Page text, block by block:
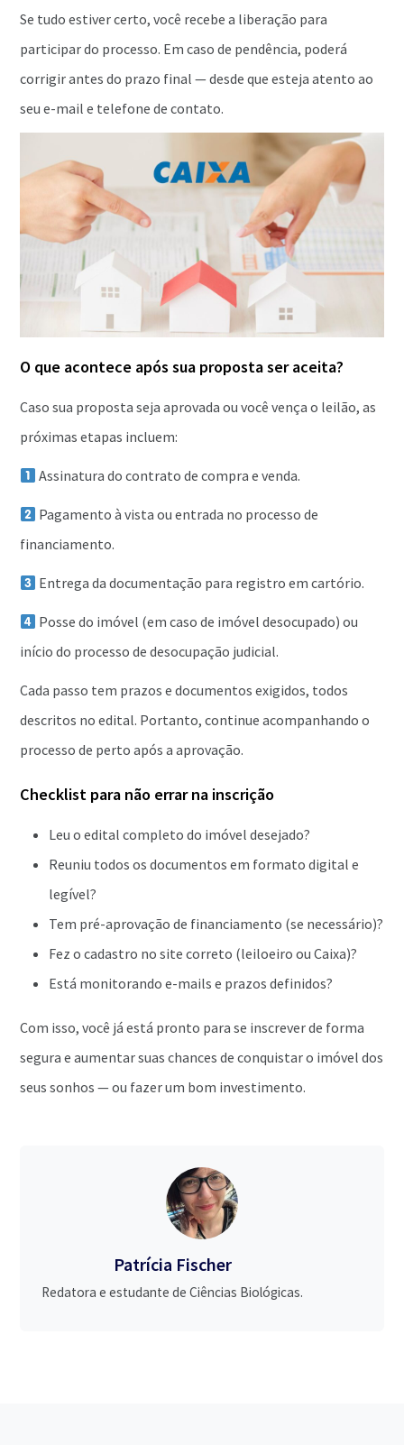
Se tudo estiver certo, você recebe a liberação para
participar do processo. Em caso de pendência, poderá
corrigir antes do prazo final — desde que esteja atento ao
seu e-mail e telefone de contato.
O que acontece após sua proposta ser aceita?
Caso sua proposta seja aprovada ou você vença o leilão, as
próximas etapas incluem:
Assinatura do contrato de compra e venda.
Pagamento à vista ou entrada no processo de
financiamento.
Entrega da documentação para registro em cartório.
Posse do imóvel (em caso de imóvel desocupado) ou
início do processo de desocupação judicial.
Cada passo tem prazos e documentos exigidos, todos
descritos no edital. Portanto, continue acompanhando o
processo de perto após a aprovação.
Checklist para não errar na inscrição
Leu o edital completo do imóvel desejado?
Reuniu todos os documentos em formato digital e
legível?
Tem pré-aprovação de financiamento (se necessário)?
Fez o cadastro no site correto (leiloeiro ou Caixa)?
Está monitorando e-mails e prazos definidos?
Com isso, você já está pronto para se inscrever de forma
segura e aumentar suas chances de conquistar o imóvel dos
seus sonhos — ou fazer um bom investimento.
Patrícia Fischer
Redatora e estudante de Ciências Biológicas.